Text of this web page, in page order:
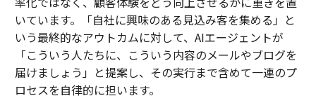
いています。「自社に興味のある見込み客を集める」と
いう最終的なアウトカムに対して、AIエージェントが
「こういう人たちに、こういう内容のメールやブログを
届けましょう」と提案し、その実行まで含めて一連のプ
ロセスを自律的に担います。